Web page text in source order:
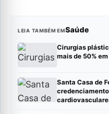
LEIA TAMBÉM EMSaúde
Cirurgias
mais de 50%
Santa Casa de